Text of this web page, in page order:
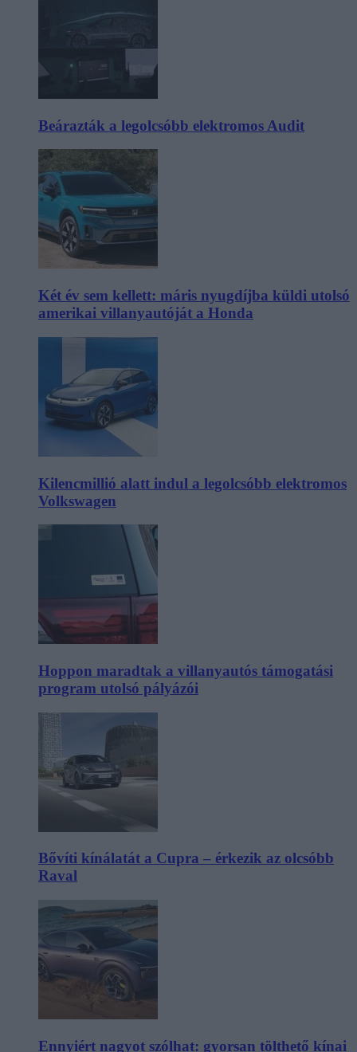
Beárazták a legolcsóbb elektromos Audit
Két év sem kellett: máris nyugdíjba küldi utolsó
amerikai villanyautóját a Honda
Kilencmillió alatt indul a legolcsóbb elektromos
Volkswagen
Hoppon maradtak a villanyautós támogatási
program utolsó pályázói
Bővíti kínálatát a Cupra – érkezik az olcsóbb
Raval
Ennyiért nagyot szólhat: gyorsan tölthető kínai